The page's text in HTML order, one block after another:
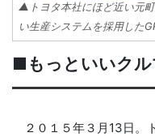
▲トヨタ本社にほど近い元
い生産システムを採用した
■もっといいクル
２０１５年３月13日。